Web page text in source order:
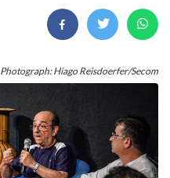
Photograph: Hiago Reisdoerfer/Secom